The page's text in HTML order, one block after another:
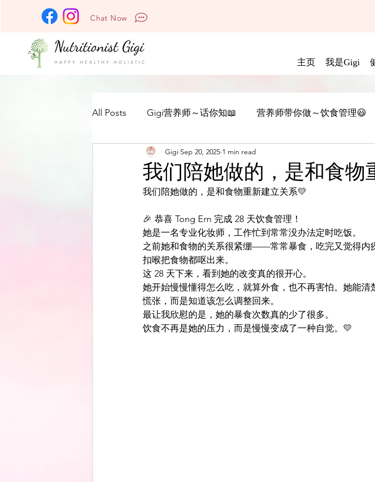
Chat Now
主页 我是Gigi
All Posts Gigi营养师～话你知📖 营养师带你做～饮食管理😃
我们陪她做的，是和食物
Gigi Sep 20, 2025 1 min read
我们陪她做的，是和食物重新建立关系💛
🎉 恭喜 Tong Ern 完成 28 天饮食管理！
她是一名专业化妆师，工作忙到常常没办法定时吃饭。
之前她和食物的关系很紧绷——常常暴食，吃完又觉得内
扣喉把食物都呕出来。
这 28 天下来，看到她的改变真的很开心。
她开始慢慢懂得怎么吃，就算外食，也不再害怕。她能
慌张，而是知道该怎么调整回来。
最让我欣慰的是，她的暴食次数真的少了很多。
饮食不再是她的压力，而是慢慢变成了一种自觉。💛